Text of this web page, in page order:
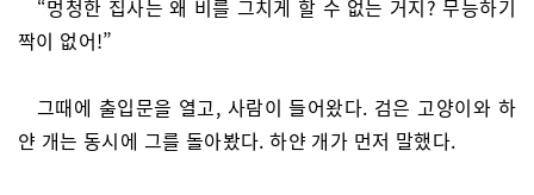
“멍청한 집사는 왜 비를 그치게 할 수 없는 거지? 무능하기
짝이 없어!”
그때에 출입문을 열고, 사람이 들어왔다. 검은 고양이와 하
얀 개는 동시에 그를 돌아봤다. 하얀 개가 먼저 말했다.